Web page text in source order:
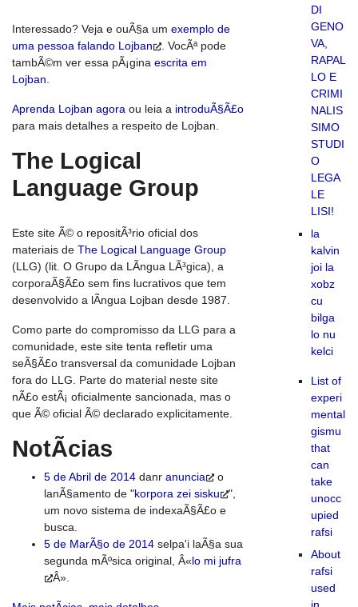
DI
GENO
VA,
RAPAL
LO E
CRIMI
NALIS
SIMO
STUDI
O
LEGA
LE
LISI!
la
kalvin
joi la
xobz
cu
bilga
lo nu
kelci
List of
experi
mental
gismu
that
can
take
unocc
upied
rafsi
About
rafsi
used
Interessado? Veja e ouÃ§a um exemplo de
uma pessoa falando Lojban
. VocÃª pode
tambÃ©m ver essa pÃ¡gina escrita em
Lojban
Aprenda Lojban agora ou leia a introduÃ§Ã£o
para mais detalhes a respeito de Lojban.
The Logical
Language Group
Este site Ã© o repositÃ³rio oficial dos
materiais de The Logical Language Group
(LLG) (lit. O Grupo da LÃ­ngua LÃ³gica), a
corporaÃ§Ã£o sem fins lucrativos que tem
desenvolvido a lÃ­ngua Lojban desde 1987.
Como parte do compromisso da LLG para a
comunidade, este site tenta refletir uma
seÃ§Ã£o transversal da comunidade Lojban
fora do LLG. Parte do material neste site
nÃ£o estÃ¡ oficialmente sancionada, mas o
que Ã© oficial Ã© declarado explicitamente.
NotÃ­cias
5 de Abril de 2014 danr anuncia
o
lanÃ§amento de "korpora zei sisku
",
um novo sistema de indexaÃ§Ã£o e
busca.
5 de MarÃ§o de 2014 selpa'i laÃ§a sua
segunda mÃºsica original, Â«lo mi jufra
Â».